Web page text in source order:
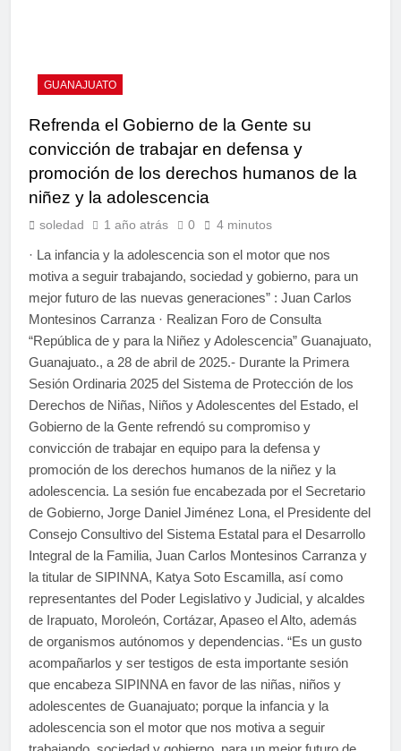
GUANAJUATO
Refrenda el Gobierno de la Gente su
convicción de trabajar en defensa y
promoción de los derechos humanos de la
niñez y la adolescencia
soledad 1 año atrás 0 4 minutos
· La infancia y la adolescencia son el motor que nos
motiva a seguir trabajando, sociedad y gobierno, para un
mejor futuro de las nuevas generaciones” : Juan Carlos
Montesinos Carranza · Realizan Foro de Consulta
“República de y para la Niñez y Adolescencia” Guanajuato,
Guanajuato., a 28 de abril de 2025.- Durante la Primera
Sesión Ordinaria 2025 del Sistema de Protección de los
Derechos de Niñas, Niños y Adolescentes del Estado, el
Gobierno de la Gente refrendó su compromiso y
convicción de trabajar en equipo para la defensa y
promoción de los derechos humanos de la niñez y la
adolescencia. La sesión fue encabezada por el Secretario
de Gobierno, Jorge Daniel Jiménez Lona, el Presidente del
Consejo Consultivo del Sistema Estatal para el Desarrollo
Integral de la Familia, Juan Carlos Montesinos Carranza y
la titular de SIPINNA, Katya Soto Escamilla, así como
representantes del Poder Legislativo y Judicial, y alcaldes
de Irapuato, Moroleón, Cortázar, Apaseo el Alto, además
de organismos autónomos y dependencias. “Es un gusto
acompañarlos y ser testigos de esta importante sesión
que encabeza SIPINNA en favor de las niñas, niños y
adolescentes de Guanajuato; porque la infancia y la
adolescencia son el motor que nos motiva a seguir